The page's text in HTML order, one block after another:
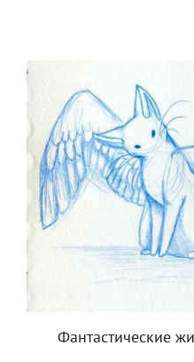
Фантастические